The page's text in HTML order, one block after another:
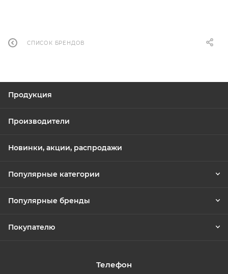
СПИСОК БРЕНДОВ
Продукция
Производители
Новинки, акции, распродажи
Популярные категории
Популярные бренды
Покупателю
Телефон